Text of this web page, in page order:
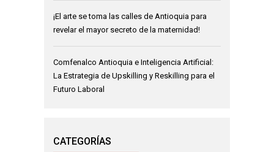
¡El arte se toma las calles de Antioquia para
revelar el mayor secreto de la maternidad!
Comfenalco Antioquia e Inteligencia Artificial:
La Estrategia de Upskilling y Reskilling para el
Futuro Laboral
CATEGORÍAS